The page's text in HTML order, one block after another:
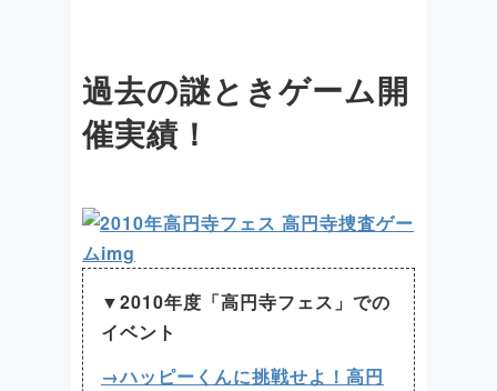
過去の謎ときゲーム開
催実績！
▼2010年度「高円寺フェス」での
イベント
→ハッピーくんに挑戦せよ！高円